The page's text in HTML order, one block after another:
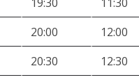
20:00
12:00
20:30
12:30